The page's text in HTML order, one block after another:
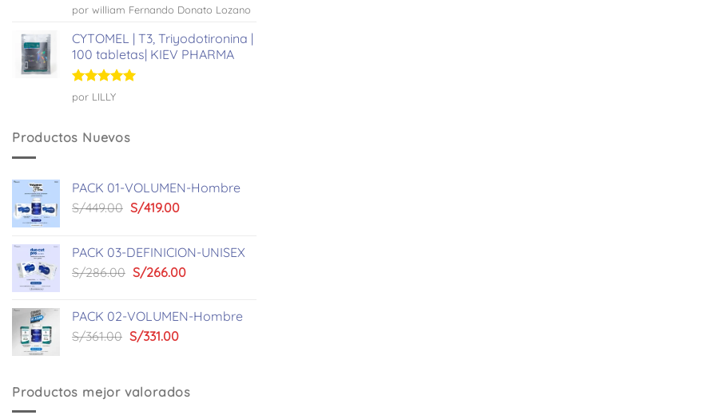
Valorado
con
por william Fernando Donato Lozano
CYTOMEL | T3, Triyodotironina |
100 tabletas| KIEV PHARMA
Valorado
con
por LILLY
Productos Nuevos
PACK 01-VOLUMEN-Hombre
S/449.00 El
era:
S/449.00.
S/419.00El
es:
S/419.00.
PACK 03-DEFINICION-UNISEX
S/286.00 El
era:
S/286.00.
S/266.00El
es:
PACK 02-VOLUMEN-Hombre
S/361.00 El
era:
S/361.00.
S/331.00El
S/331.00.
Productos mejor valorados